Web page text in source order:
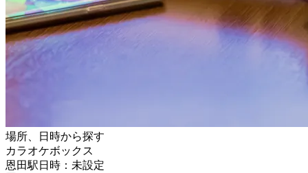
場所、日時から探す
カラオケボックス
恩田駅日時：未設定